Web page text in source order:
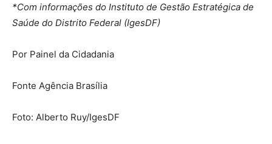
*Com informações do Instituto de Gestão Estratégica de
Saúde do Distrito Federal (IgesDF)
Por Painel da Cidadania
Fonte Agência Brasília
Foto: Alberto Ruy/IgesDF